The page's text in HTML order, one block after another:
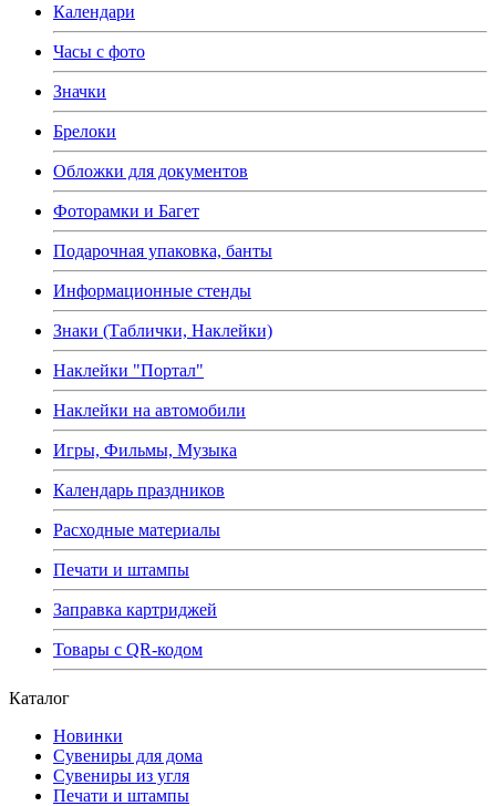
Календари
Часы с фото
Значки
Брелоки
Обложки для документов
Фоторамки и Багет
Подарочная упаковка, банты
Информационные стенды
Знаки (Таблички, Наклейки)
Наклейки "Портал"
Наклейки на автомобили
Игры, Фильмы, Музыка
Календарь праздников
Расходные материалы
Печати и штампы
Заправка картриджей
Товары с QR-кодом
Каталог
Новинки
Сувениры для дома
Сувениры из угля
Печати и штампы